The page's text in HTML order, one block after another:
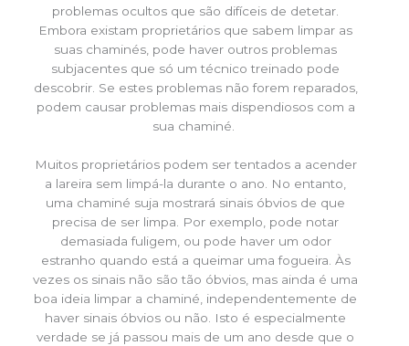
problemas ocultos que são difíceis de detetar.
Embora existam proprietários que sabem limpar as
suas chaminés, pode haver outros problemas
subjacentes que só um técnico treinado pode
descobrir. Se estes problemas não forem reparados,
podem causar problemas mais dispendiosos com a
sua chaminé.
Muitos proprietários podem ser tentados a acender
a lareira sem limpá-la durante o ano. No entanto,
uma chaminé suja mostrará sinais óbvios de que
precisa de ser limpa. Por exemplo, pode notar
demasiada fuligem, ou pode haver um odor
estranho quando está a queimar uma fogueira. Às
vezes os sinais não são tão óbvios, mas ainda é uma
boa ideia limpar a chaminé, independentemente de
haver sinais óbvios ou não. Isto é especialmente
verdade se já passou mais de um ano desde que o